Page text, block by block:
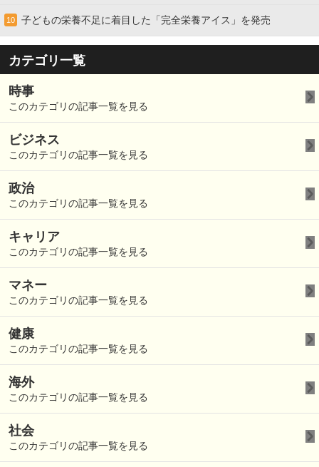
10 子どもの栄養不足に着目した「完全栄養アイス」を発売
カテゴリ一覧
時事
このカテゴリの記事一覧を見る
ビジネス
このカテゴリの記事一覧を見る
政治
このカテゴリの記事一覧を見る
キャリア
このカテゴリの記事一覧を見る
マネー
このカテゴリの記事一覧を見る
健康
このカテゴリの記事一覧を見る
海外
このカテゴリの記事一覧を見る
社会
このカテゴリの記事一覧を見る